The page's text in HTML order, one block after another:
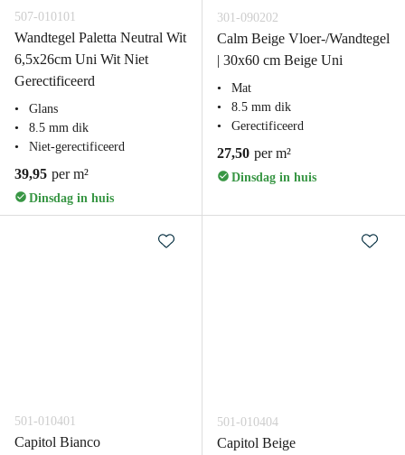
507-010101
Wandtegel Paletta Neutral Wit
6,5x26cm Uni Wit Niet
Gerectificeerd
Glans
8.5 mm dik
Niet-gerectificeerd
39,95 per m²
Dinsdag in huis
301-090202
Calm Beige Vloer-/Wandtegel
| 30x60 cm Beige Uni
Mat
8.5 mm dik
Gerectificeerd
27,50 per m²
Dinsdag in huis
501-010401
Capitol Bianco
501-010404
Capitol Beige